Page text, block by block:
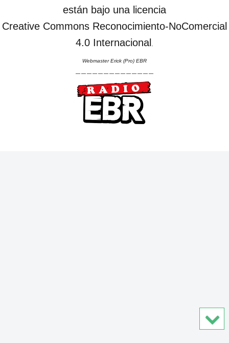
están bajo una licencia
Creative Commons Reconocimiento-NoComercial
4.0 Internacional
Webmaster Erick (Pro) EBR
--------------